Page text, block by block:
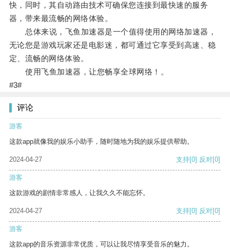
快，同时，其自动路由技术可确保您连接到最快速的服务
器，带来最流畅的网络体验。
总体来说，飞鱼加速器是一个值得使用的网络加速器，
无论您是游戏玩家还是电影迷，都可通过它享受到高速、稳
定、流畅的网络体验。
使用飞鱼加速器，让您畅享全球网络！。
#3#
评论
游客
这款app就像我的娱乐小助手，随时随地为我的娱乐提供帮助。
2024-04-27 支持[0] 反对[0]
游客
这款游戏的剧情非常感人，让我久久不能忘怀。
2024-04-27 支持[0] 反对[0]
游客
这款app的音乐资源非常优质，可以让我尽情享受音乐的魅力。